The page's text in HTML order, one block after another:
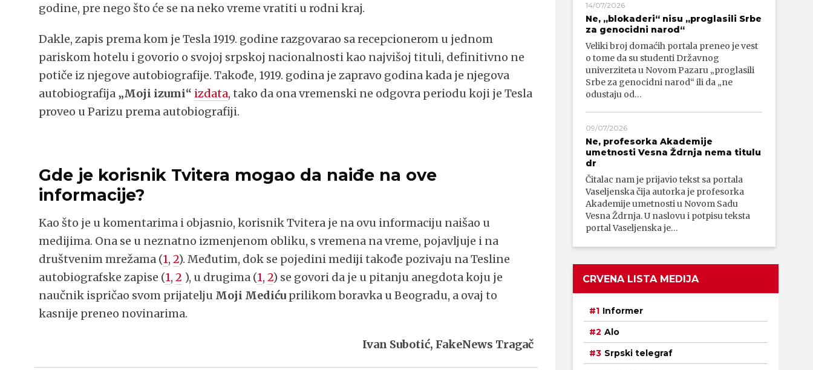
godine, pre nego što će se na neko vreme vratiti u rodni kraj.
Dakle, zapis prema kom je Tesla 1919. godine razgovarao sa recepcionerom u jednom
pariskom hotelu i govorio o svojoj srpskoj nacionalnosti kao najvišoj tituli, definitivno ne
potiče iz njegove autobiografije. Takođe, 1919. godina je zapravo godina kada je njegova
autobiografija „Moji izumi“ izdata, tako da ona vremenski ne odgovra periodu koji je Tesla
proveo u Parizu prema autobiografiji.
Gde je korisnik Tvitera mogao da naiđe na ove
informacije?
Kao što je u komentarima i objasnio, korisnik Tvitera je na ovu informaciju naišao u
medijima. Ona se u neznatno izmenjenom obliku, s vremena na vreme, pojavljuje i na
društvenim mrežama (1,2). Međutim, dok se pojedini mediji takođe pozivaju na Tesline
autobiografske zapise (1,2 ), u drugima (1,2) se govori da je u pitanju anegdota koju je
naučnik ispričao svom prijatelju Moji Mediću prilikom boravka u Beogradu, a ovaj to
kasnije preneo novinarima.
Ivan Subotić, FakeNews Tragač
14/07/2026
Ne, „blokaderi“ nisu „proglasili Srbe
za genocidni narod“
Veliki broj domaćih portala preneo je vest
o tome da su studenti Državnog
univerziteta u Novom Pazaru „proglasili
Srbe za genocidni narod“ ili da „ne
odustaju od…
09/07/2026
Ne, profesorka Akademije
umetnosti Vesna Ždrnja nema titulu
dr
Čitalac nam je prijavio tekst sa portala
Vaseljenska čija autorka je profesorka
Akademije umetnosti u Novom Sadu
Vesna Ždrnja. U naslovu i potpisu teksta
portal Vaseljenska je…
CRVENA LISTA MEDIJA
Informer
Alo
Srpski telegraf